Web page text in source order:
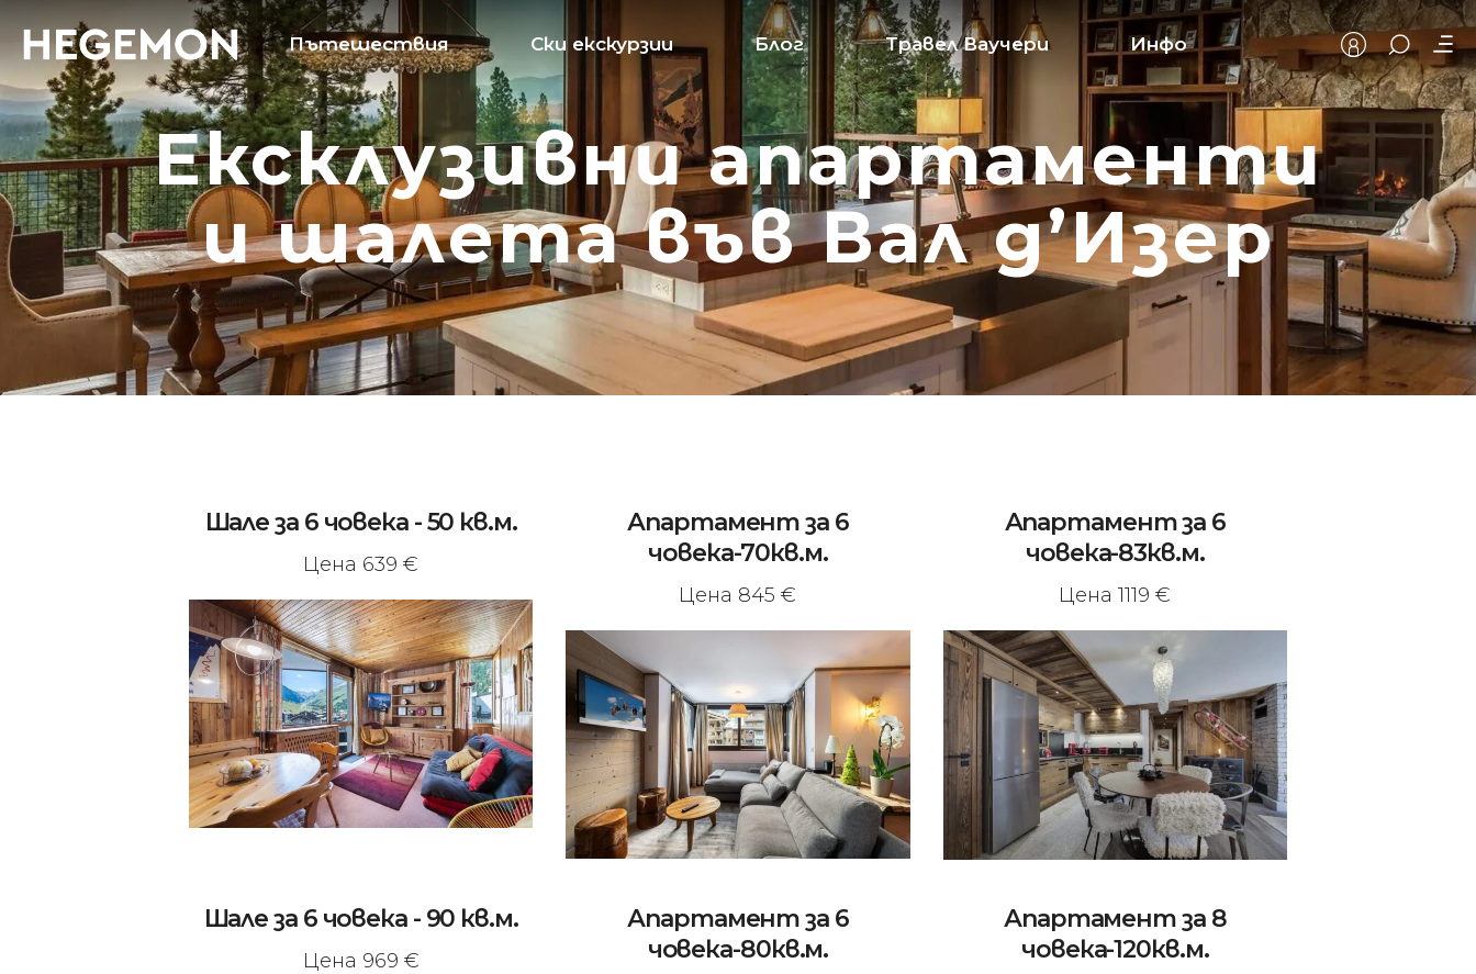
Пътешествия Ски екскурзии Блог Травел Ваучери Инфо
Ексклузивни апартаменти
и шалета във Вал д’Изер
Шале за 6 човека - 50 кв.м.
Цена 639 €
Апартамент за 6
човека-70кв.м.
Цена 845 €
Апартамент за 6
човека-83кв.м.
Цена 1119 €
Шале за 6 човека - 90 кв.м.
Цена 969 €
Апартамент за 6
човека-80кв.м.
Апартамент за 8
човека-120кв.м.